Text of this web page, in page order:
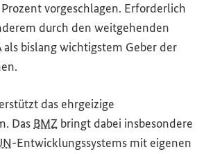
vorgeschlagen. Erforderlich
durch den weitgehenden
als bislang wichtigstem Geber der
das ehrgeizige
Das BMZ bringt dabei insbesondere
-Entwicklungssystems mit eigenen